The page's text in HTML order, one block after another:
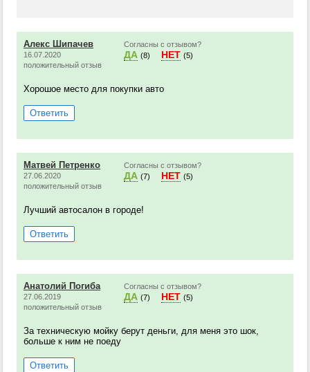
Алекс Шипачев
16.07.2020
положительный отзыв
Согласны с отзывом?
ДА (8) НЕТ (5)
Хорошое место для покупки авто
Ответить
Матвей Петренко
27.06.2020
положительный отзыв
Согласны с отзывом?
ДА (7) НЕТ (5)
Лучший автосалон в городе!
Ответить
Анатолий Погиба
27.06.2019
положительный отзыв
Согласны с отзывом?
ДА (7) НЕТ (5)
За техническую мойку берут деньги, для меня это шок,
больше к ним не поеду
Ответить